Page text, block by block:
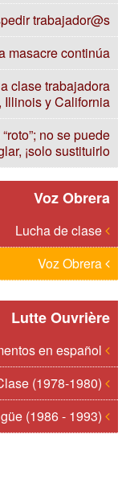
trabajador@s
masacre continúa
clase trabajadora
Illinois y California
no se puede
¡solo sustituirlo!
Voz Obrera
Lutte Ouvrière